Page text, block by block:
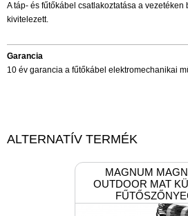
A táp- és fűtőkábel csatlakoztatása a vezetéken
kivitelezett.
Garancia
10 év garancia a fűtőkábel elektromechanikai
ALTERNATÍV TERMÉK
MAGNUM
OUTDOOR MAT